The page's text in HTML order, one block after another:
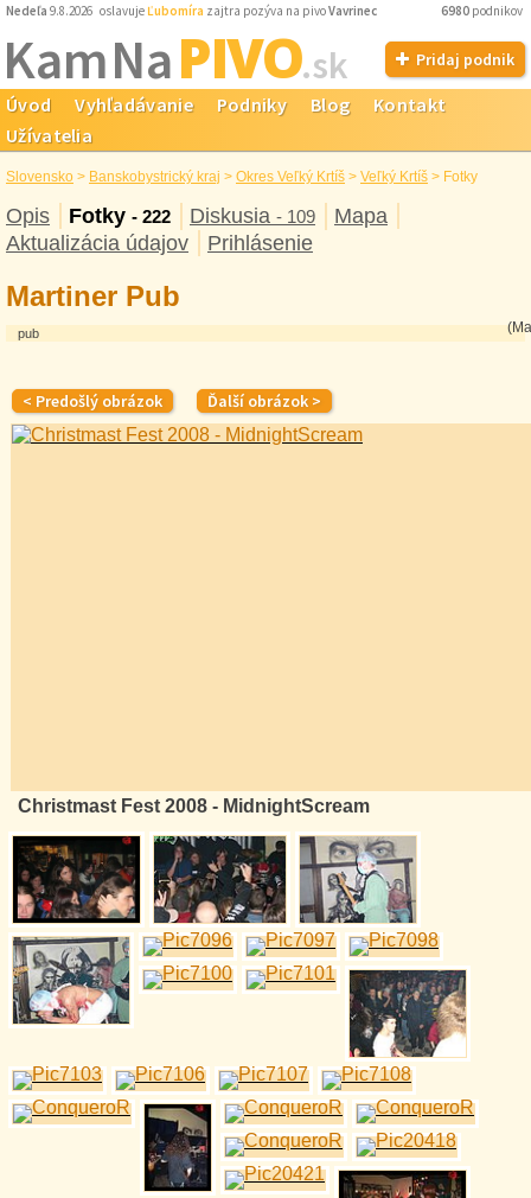
Nedeľa 9.8.2026 oslavuje Ľubomíra zajtra pozýva na pivoVavrinec 6980 podnikov
Kam NaPIVO.sk Pridaj podnik
Úvod Vyhľadávanie Podniky Blog
Kontakt
Užívatelia
Slovensko > Banskobystrický kraj > Okres Veľký Krtíš > Veľký Krtíš > Fotky
Opis Fotky - 222 Diskusia - 109
Mapa
Aktualizácia údajov
Prihlásenie
Martiner Pub
pub
Christmast Fest 2008 - MidnightScream